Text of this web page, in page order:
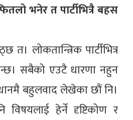
भनेर त पार्टीभित्रै बहस
त। लोकतान्त्रिक पार्टीभित्र
सबैको एउटै धारणा नहुन
बहुलवाद लेखेका छौं नि।
हेर्ने दृष्टिकोण र